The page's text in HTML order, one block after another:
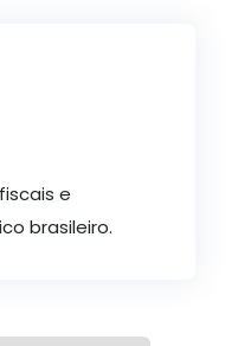
e
brasileiro.